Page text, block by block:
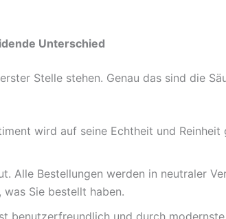
Unterschied
Stelle stehen. Genau das sind die
wird auf seine Echtheit und
Alle Bestellungen werden in neutraler
Sie bestellt haben.